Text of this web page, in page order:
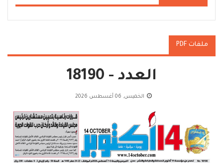
ملفات PDF
العدد - 18190
الخميس, 06 أغسطس 2026